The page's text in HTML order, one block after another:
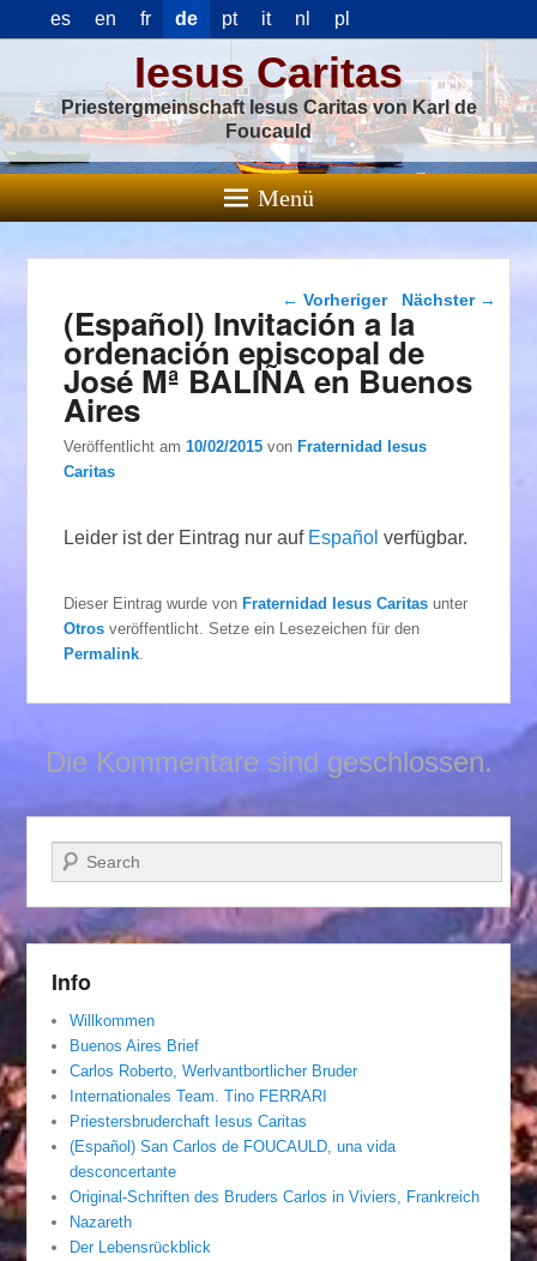
es en fr de pt it nl pl
Iesus Caritas
Priestergmeinschaft Iesus Caritas von Karl de
Foucauld
Menü
Beitragsnavigation
← Vorheriger Nächster →
(Español) Invitación a la
ordenación episcopal de
José Mª BALIÑA en Buenos
Aires
Veröffentlicht am10/02/2015 vonFraternidad Iesus
Caritas
Leider ist der Eintrag nur auf Español verfügbar.
Dieser Eintrag wurde vonFraternidad Iesus Caritas unter
Otros veröffentlicht. Setze ein Lesezeichen für den
Permalink
Die Kommentare sind geschlossen.
Suchen
Info
Willkommen
Buenos Aires Brief
Carlos Roberto, Werlvantbortlicher Bruder
Internationales Team. Tino FERRARI
Priestersbruderchaft Iesus Caritas
(Español) San Carlos de FOUCAULD, una vida
desconcertante
Original-Schriften des Bruders Carlos in Viviers, Frankreich
Nazareth
Der Lebensrückblick